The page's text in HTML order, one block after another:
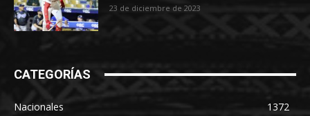
23 de diciembre de 2023
CATEGORÍAS
Nacionales
1372